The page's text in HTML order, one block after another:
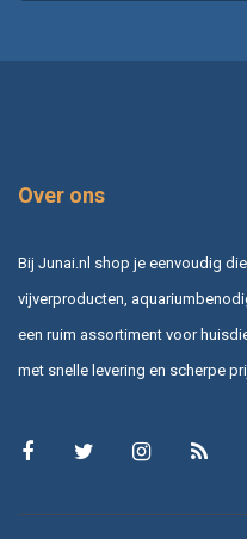
Over ons
Bij Junai.nl shop je eenvoudig
vijverproducten,
een ruim assortiment voor
met snelle levering en scherpe